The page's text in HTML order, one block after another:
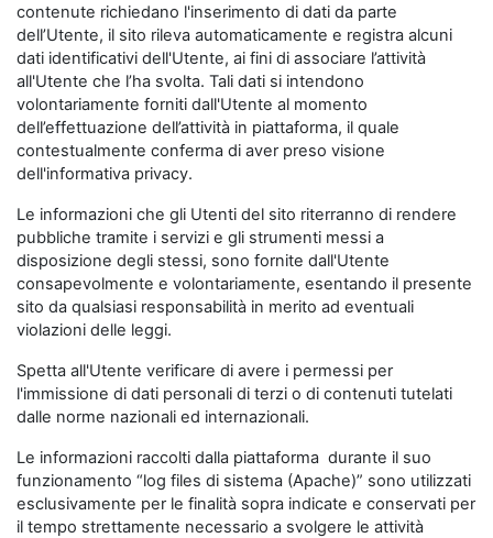
contenute richiedano l'inserimento di dati da parte
dell’Utente, il sito rileva automaticamente e registra alcuni
dati identificativi dell'Utente, ai fini di associare l’attività
all'Utente che l’ha svolta. Tali dati si intendono
volontariamente forniti dall'Utente al momento
dell’effettuazione dell’attività in piattaforma, il quale
contestualmente conferma di aver preso visione
dell'informativa privacy.
Le informazioni che gli Utenti del sito riterranno di rendere
pubbliche tramite i servizi e gli strumenti messi a
disposizione degli stessi, sono fornite dall'Utente
consapevolmente e volontariamente, esentando il presente
sito da qualsiasi responsabilità in merito ad eventuali
violazioni delle leggi.
Spetta all'Utente verificare di avere i permessi per
l'immissione di dati personali di terzi o di contenuti tutelati
dalle norme nazionali ed internazionali.
Le informazioni raccolti dalla piattaforma durante il suo
funzionamento “log files di sistema (Apache)” sono utilizzati
esclusivamente per le finalità sopra indicate e conservati per
il tempo strettamente necessario a svolgere le attività